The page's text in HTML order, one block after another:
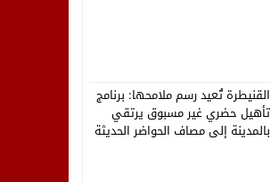
القنيطرة تُعيد رسم ملامحها: برنامج
تأهيل حضري غير مسبوق يرتقي
بالمدينة إلى مصاف الحواضر الحديثة